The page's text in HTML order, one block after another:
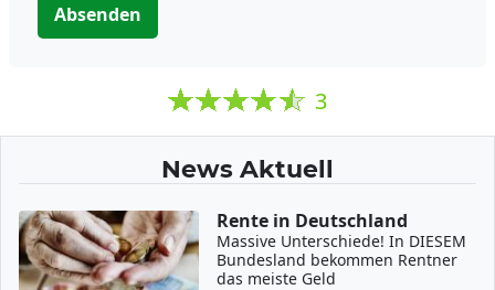
Absenden
3
News Aktuell
Rente in Deutschland
Massive Unterschiede! In DIESEM
Bundesland bekommen Rentner
das meiste Geld